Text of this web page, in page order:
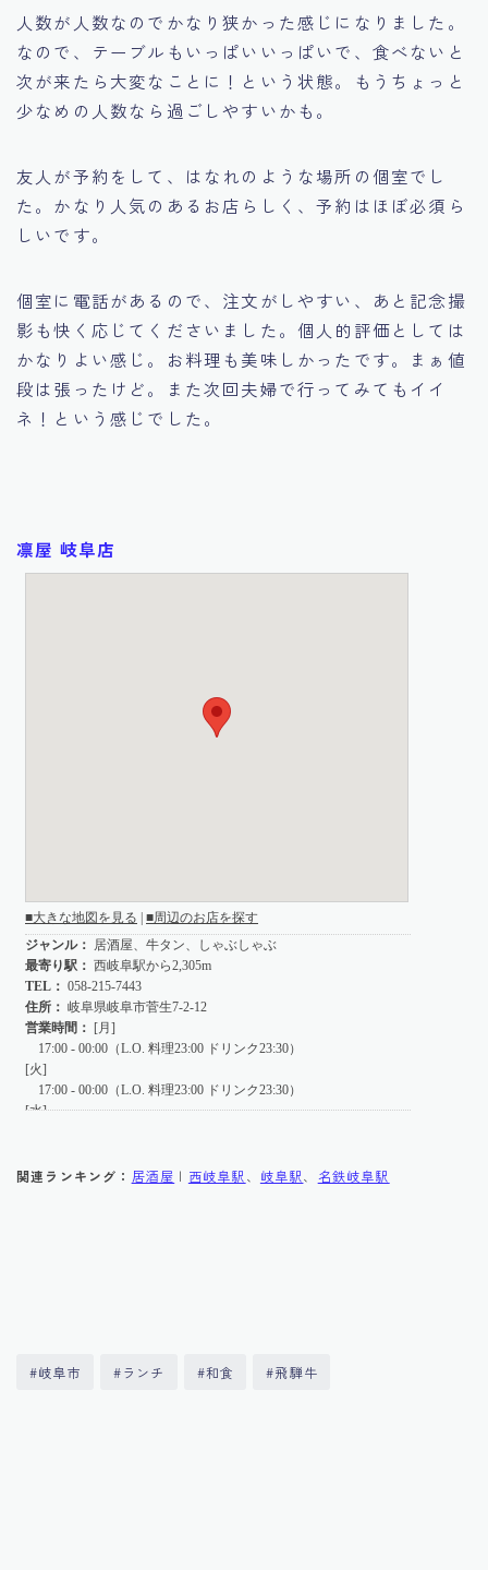
人数が人数なのでかなり狭かった感じになりました。
なので、テーブルもいっぱいいっぱいで、食べないと
次が来たら大変なことに！という状態。もうちょっと
少なめの人数なら過ごしやすいかも。
友人が予約をして、はなれのような場所の個室でし
た。かなり人気のあるお店らしく、予約はほぼ必須ら
しいです。
個室に電話があるので、注文がしやすい、あと記念撮
影も快く応じてくださいました。個人的評価としては
かなりよい感じ。お料理も美味しかったです。まぁ値
段は張ったけど。また次回夫婦で行ってみてもイイ
ネ！という感じでした。
凛屋 岐阜店
関連ランキング： 居酒屋 | 西岐阜駅 、 岐阜駅、 名鉄岐阜駅
#岐阜市 #ランチ #和食 #飛騨牛